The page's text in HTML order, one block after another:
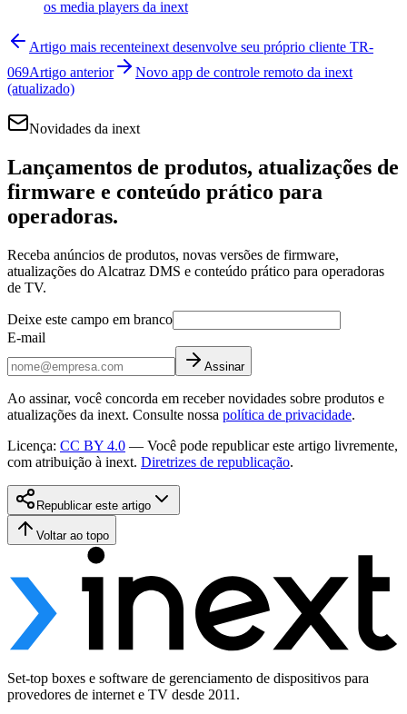
os media players da inext
Artigo mais recenteinext desenvolve seu próprio cliente TR-
069Artigo anterior
Novo app de controle remoto da inext
(atualizado)
Novidades da inext
Lançamentos de produtos, atualizações de
firmware e conteúdo prático para
operadoras.
Receba anúncios de produtos, novas versões de firmware,
atualizações do Alcatraz DMS e conteúdo prático para operadoras
de TV.
Deixe este campo em branco
E-mail
Assinar
Ao assinar, você concorda em receber novidades sobre produtos e
atualizações da inext. Consulte nossa política de privacidade.
Licença: CC BY 4.0 — Você pode republicar este artigo livremente,
com atribuição à inext. Diretrizes de republicação.
Republicar este artigo
Voltar ao topo
Set-top boxes e software de gerenciamento de dispositivos para
provedores de internet e TV desde 2011.